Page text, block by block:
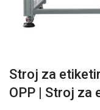
Stroj za
OPP | Stroj za